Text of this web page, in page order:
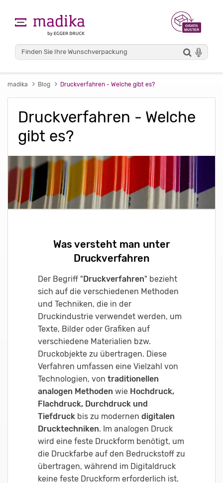
madika Blog Druckverfahren - Welche gibt es?
Druckverfahren - Welche
gibt es?
Was versteht man unter
Druckverfahren
Der Begriff " Druckverfahren" bezieht
sich auf die verschiedenen Methoden
und Techniken, die in der
Druckindustrie verwendet werden, um
Texte, Bilder oder Grafiken auf
verschiedene Materialien bzw.
Druckobjekte zu übertragen. Diese
Verfahren umfassen eine Vielzahl von
Technologien, von traditionellen
analogen Methoden wie Hochdruck,
Flachdruck, Durchdruck und
Tiefdruck bis zu modernen digitalen
Drucktechniken. Im analogen Druck
wird eine feste Druckform benötigt, um
die Druckfarbe auf den Bedruckstoff zu
übertragen, während im Digitaldruck
keine feste Druckform erforderlich ist.